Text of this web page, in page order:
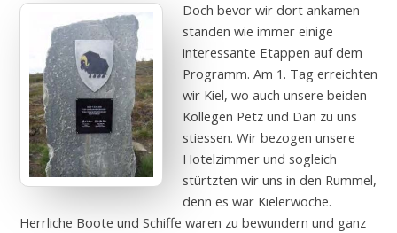
Doch bevor wir dort ankamen
standen wie immer einige
interessante Etappen auf dem
Programm. Am 1. Tag erreichten
wir Kiel, wo auch unsere beiden
Kollegen Petz und Dan zu uns
stiessen. Wir bezogen unsere
Hotelzimmer und sogleich
stürtzten wir uns in den Rummel,
denn es war Kielerwoche.
Herrliche Boote und Schiffe waren zu bewundern und ganz